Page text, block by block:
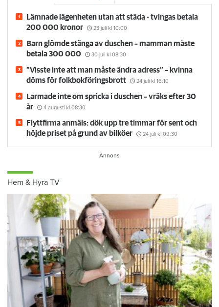
Lämnade lägenheten utan att städa - tvingas betala
200 000 kronor
23 juli kl 10:00
Barn glömde stänga av duschen – mamman måste
betala 300 000
30 juli kl 08:30
”Visste inte att man måste ändra adress” – kvinna
döms för folkbokföringsbrott
24 juli kl 16:10
Larmade inte om spricka i duschen – vräks efter 30
år
4 augusti kl 08:30
Flyttfirma anmäls: dök upp tre timmar för sent och
höjde priset på grund av bilköer
24 juli kl 09:30
Hem & Hyra TV